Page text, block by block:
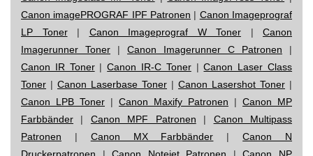
Canon imagePROGRAF IPF Patronen | Canon Imageprograf
LP Toner| Canon Imageprograf W Toner | Canon
Imagerunner Toner | Canon Imagerunner C Patronen |
Canon IR Toner|Canon IR-C Toner|Canon Laser Class
Toner | Canon Laserbase Toner | Canon Lasershot Toner |
Canon LPB Toner | Canon Maxify Patronen | Canon MP
Farbbänder | Canon MPF Patronen | Canon Multipass
Patronen | Canon MX Farbbänder |Canon N